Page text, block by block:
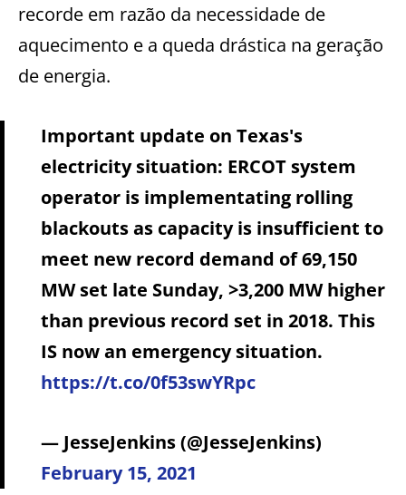
recorde em razão da necessidade de
aquecimento e a queda drástica na geração
de energia.
Important update on Texas's
electricity situation: ERCOT system
operator is implementating rolling
blackouts as capacity is insufficient to
meet new record demand of 69,150
MW set late Sunday, >3,200 MW higher
than previous record set in 2018. This
IS now an emergency situation.
https://t.co/0f53swYRpc
— JesseJenkins (@JesseJenkins)
February 15, 2021